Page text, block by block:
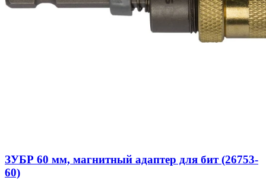
ЗУБР 60 мм, магнитный адаптер для бит (26753-
60)